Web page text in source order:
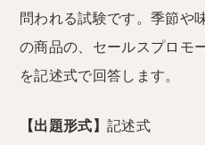
問われる試験です。季節や
の商品の、セールスプロモ
を記述式で回答します。
【出題形式】 記述式